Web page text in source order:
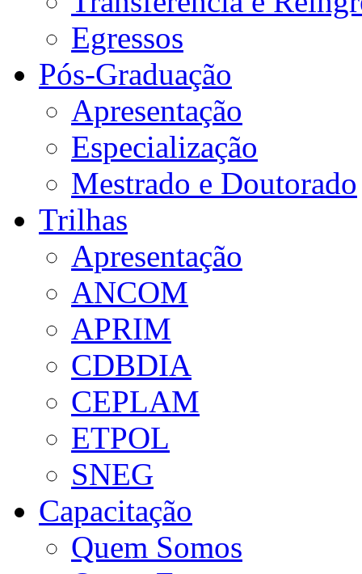
Egressos
Pós-Graduação
Apresentação
Especialização
Mestrado e Doutorado
Trilhas
Apresentação
ANCOM
APRIM
CDBDIA
CEPLAM
ETPOL
SNEG
Capacitação
Quem Somos